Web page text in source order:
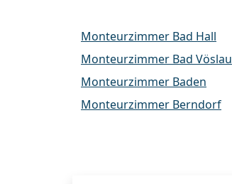
Monteurzimmer Bad Hall
Monteurzimmer Bad Vöslau
Monteurzimmer Baden
Monteurzimmer Berndorf